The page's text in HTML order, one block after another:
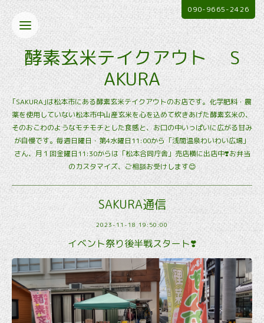
酵素玄米テイクアウト S
AKURA
｢SAKURA｣は松本市にある酵素玄米テイクアウトのお店です。化学肥料・農
薬を使用していない松本市中山産玄米を心を込めて炊きあげた酵素玄米の、
そのおこわのようなモチモチとした食感と、お口の中いっぱいに広がる甘み
が自慢です。毎週日曜日・第4水曜日11:00から「浅間温泉わいわい広場」
さん、月１回金曜日11:30からは「松本合同庁舎」売店横に出店中❣️お弁当
のカスタマイズ、ご相談お受けします😊
090-9665-2426
SAKURA通信
2023-11-18 19:50:00
イベント祭り後半戦スタート❣️